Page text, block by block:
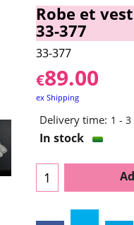
Robe et
33-377
33-377
€89.00
ex Shipping
Delivery time: 1 - 3
In stock